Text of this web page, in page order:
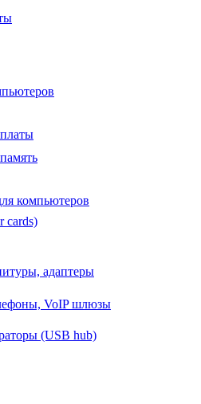
компьютеров
cards)
адаптеры
VoIP шлюзы
(USB hub)